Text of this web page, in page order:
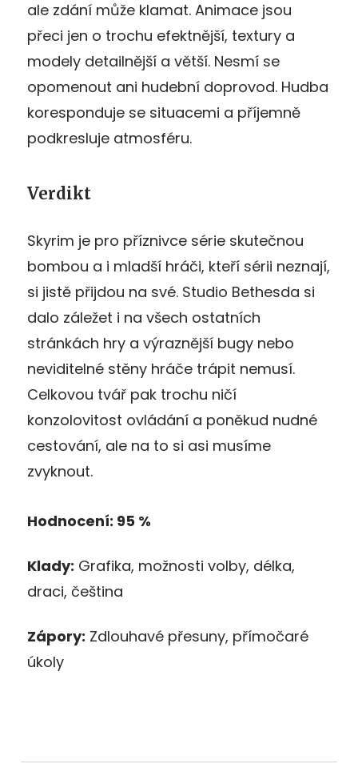
ale zdání může klamat. Animace jsou
přeci jen o trochu efektnější, textury a
modely detailnější a větší. Nesmí se
opomenout ani hudební doprovod. Hudba
koresponduje se situacemi a příjemně
podkresluje atmosféru.
Verdikt
Skyrim je pro příznivce série skutečnou
bombou a i mladší hráči, kteří sérii neznají,
si jistě přijdou na své. Studio Bethesda si
dalo záležet i na všech ostatních
stránkách hry a výraznější bugy nebo
neviditelné stěny hráče trápit nemusí.
Celkovou tvář pak trochu ničí
konzolovitost ovládání a poněkud nudné
cestování, ale na to si asi musíme
zvyknout.
Hodnocení: 95 %
Klady: Grafika, možnosti volby, délka,
draci, čeština
Zápory: Zdlouhavé přesuny, přímočaré
úkoly